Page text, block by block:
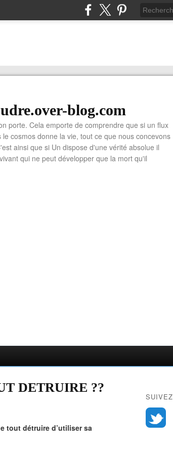
blog.com
porte. Cela emporte de comprendre que si un flux
cosmos donne la vie, tout ce que nous concevons
ainsi que si Un dispose d'une vérité absolue il
qui ne peut développer que la mort qu'il
DETRUIRE ??
tout détruire d’utiliser sa